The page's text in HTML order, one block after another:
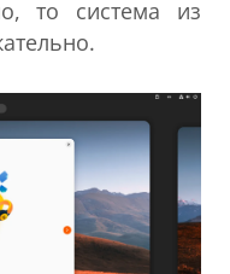
то система из